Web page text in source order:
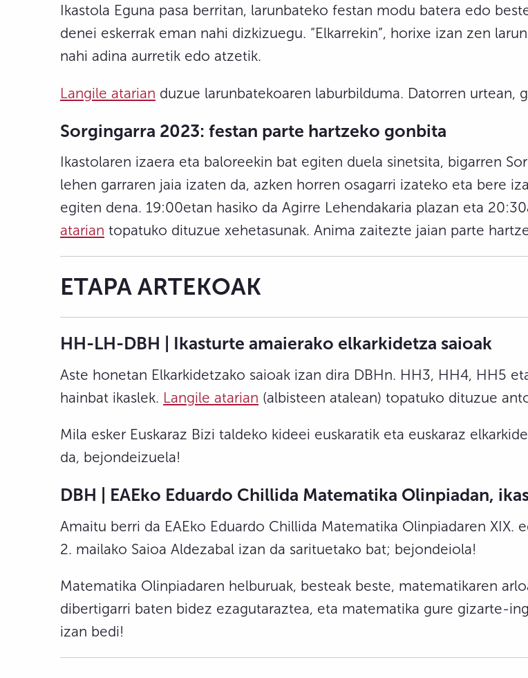
Ikastola Eguna pasa berritan, larunbateko festan modu batera edo
denei eskerrak eman nahi dizkizuegu. “Elkarrekin”, horixe izan zen
nahi adina aurretik edo atzetik.
Langile atarian duzue larunbatekoaren laburbilduma. Datorren urtean,
Sorgingarra 2023: festan parte hartzeko gonbita
Ikastolaren izaera eta baloreekin bat egiten duela sinetsita, bigarren
lehen garraren jaia izaten da, azken horren osagarri izateko eta bere
egiten dena. 19:00etan hasiko da Agirre Lehendakaria plazan eta
atarian topatuko dituzue xehetasunak. Anima zaitezte jaian parte
ETAPA ARTEKOAK
HH-LH-DBH | Ikasturte amaierako elkarkidetza saioak
Aste honetan Elkarkidetzako saioak izan dira DBHn. HH3, HH4, HH5
hainbat ikaslek. Langile atarian (albisteen atalean) topatuko dituzue
Mila esker Euskaraz Bizi taldeko kideei euskaratik eta euskaraz
da, bejondeizuela!
DBH | EAEko Eduardo Chillida Matematika Olinpiadan,
Amaitu berri da EAEko Eduardo Chillida Matematika Olinpiadaren XIX.
2. mailako Saioa Aldezabal izan da sarituetako bat; bejondeiola!
Matematika Olinpiadaren helburuak, besteak beste, matematikaren
dibertigarri baten bidez ezagutaraztea, eta matematika gure gizarte-
izan bedi!